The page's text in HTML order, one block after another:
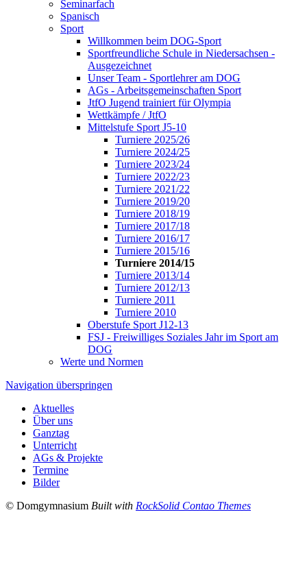
Seminarfach
Spanisch
Sport
Willkommen beim DOG-Sport
Sportfreundliche Schule in Niedersachsen -
Ausgezeichnet
Unser Team - Sportlehrer am DOG
AGs - Arbeitsgemeinschaften Sport
JtfO Jugend trainiert für Olympia
Wettkämpfe / JtfO
Mittelstufe Sport J5-10
Turniere 2025/26
Turniere 2024/25
Turniere 2023/24
Turniere 2022/23
Turniere 2021/22
Turniere 2019/20
Turniere 2018/19
Turniere 2017/18
Turniere 2016/17
Turniere 2015/16
Turniere 2014/15
Turniere 2013/14
Turniere 2012/13
Turniere 2011
Turniere 2010
Oberstufe Sport J12-13
FSJ - Freiwilliges Soziales Jahr im Sport am
DOG
Werte und Normen
Navigation überspringen
Aktuelles
Über uns
Ganztag
Unterricht
AGs & Projekte
Termine
Bilder
© Domgymnasium Built with RockSolid Contao Themes